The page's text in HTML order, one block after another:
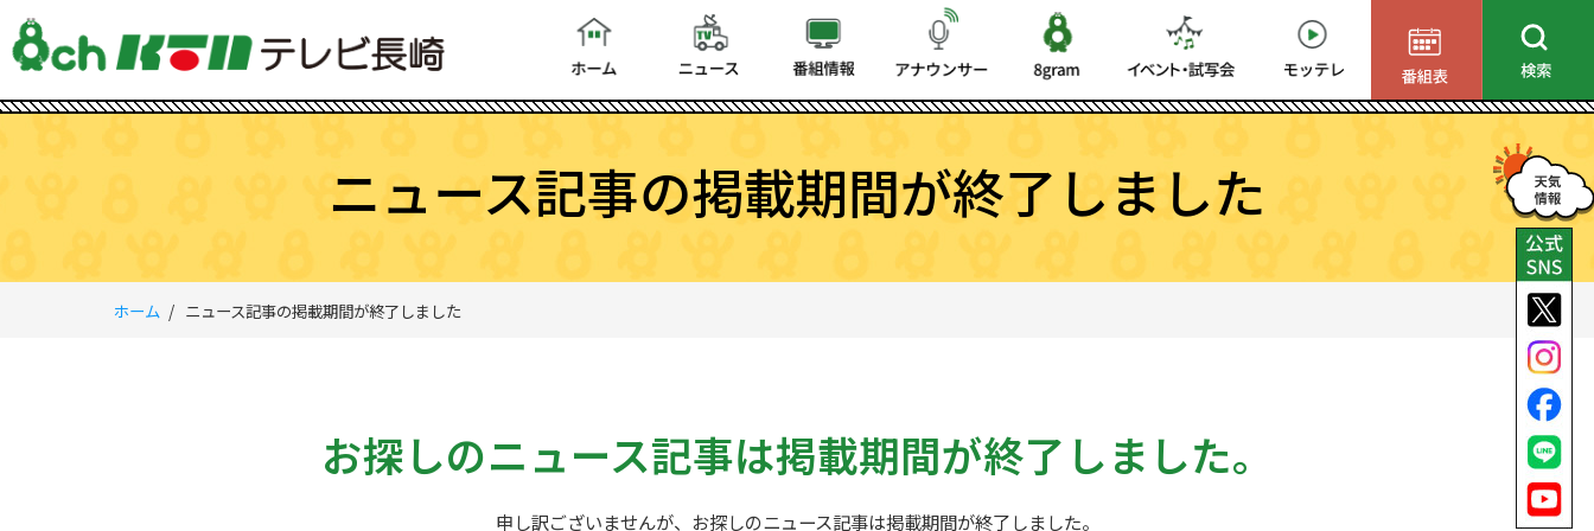
ニュース記事の掲載期間が終了しました
ホーム ニュース記事の掲載期間が終了しました
お探しのニュース記事は掲載期間が終了しました。
申し訳ございませんが、お探しのニュース記事は掲載期間が終了しました。